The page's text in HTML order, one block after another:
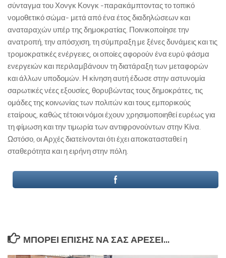
σύνταγμα του Χονγκ Κονγκ -παρακάμπτοντας το τοπικό
νομοθετικό σώμα- μετά από ένα έτος διαδηλώσεων και
αναταραχών υπέρ της δημοκρατίας. Ποινικοποίησε την
ανατροπή, την απόσχιση, τη σύμπραξη με ξένες δυνάμεις και τις
τρομοκρατικές ενέργειες, οι οποίες αφορούν ένα ευρύ φάσμα
ενεργειών και περιλαμβάνουν τη διατάραξη των μεταφορών
και άλλων υποδομών. Η κίνηση αυτή έδωσε στην αστυνομία
σαρωτικές νέες εξουσίες, θορυβώντας τους δημοκράτες, τις
ομάδες της κοινωνίας των πολιτών και τους εμπορικούς
εταίρους, καθώς τέτοιοι νόμοι έχουν χρησιμοποιηθεί ευρέως για
τη φίμωση και την τιμωρία των αντιφρονούντων στην Κίνα.
Ωστόσο, οι Αρχές διατείνονται ότι έχει αποκατασταθεί η
σταθερότητα και η ειρήνη στην πόλη.
ΜΠΟΡΕΊ ΕΠΊΣΗΣ ΝΑ ΣΑΣ ΑΡΈΣΕΙ...